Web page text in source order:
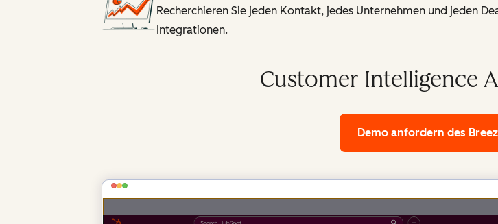
Recherchieren Sie jeden Kontakt, jedes Unternehmen und jeden
Integrationen.
Customer Intelligence
Demo anfordern des